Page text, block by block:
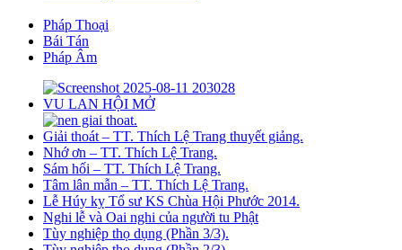
Pháp Thoại
Bái Tán
Pháp Âm
VU LAN HỘI MỞ
Giải thoát – TT. Thích Lệ Trang thuyết giảng.
Nhớ ơn – TT. Thích Lệ Trang.
Sám hối – TT. Thích Lệ Trang.
Tâm lân mẫn – TT. Thích Lệ Trang.
Lễ Húy kỵ Tổ sư KS Chùa Hội Phước 2014.
Nghi lễ và Oai nghi của người tu Phật
Tùy nghiệp thọ dụng (Phần 3/3).